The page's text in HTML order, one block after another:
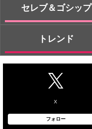
セレブ＆ゴシップ
トレンド
X
フォロー